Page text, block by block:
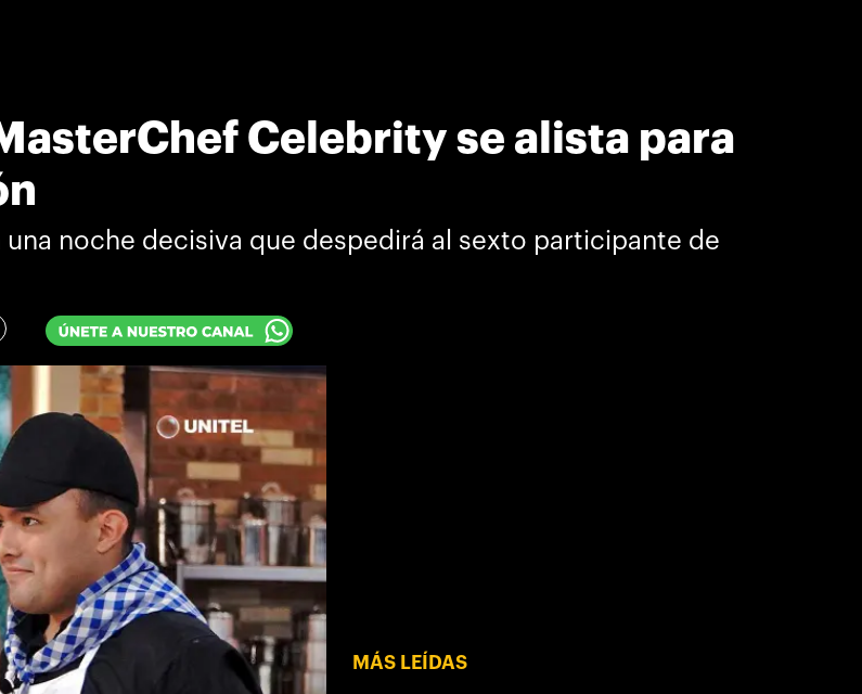
Celebrity se alista para
noche decisiva que despedirá al sexto participante de
MÁS LEÍDAS